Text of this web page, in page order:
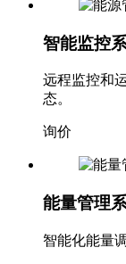
智能监控
远程监控和
态。
询价
能量管理
智能化能量